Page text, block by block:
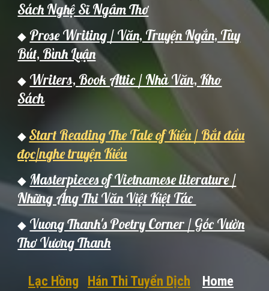
Sách Nghệ Sĩ Ngâm Thơ
◆ Prose Writing / Văn, Truyện Ngắn, Tùy
Bút, Bình Luận
◆ Writers, Book Attic / Nhà Văn, Kho
Sách
◆ Start Reading The Tale of Kiều / Bắt đầu
đọc/nghe truyện Kiều
◆ Masterpieces of Vietnamese literature /
Những Áng Thi Văn Việt Kiệt Tác
◆ Vuong Thanh's Poetry Corner / Góc Vườn
Thơ Vương Thanh
Lạc Hồng Hán Thi Tuyển Dịch Home